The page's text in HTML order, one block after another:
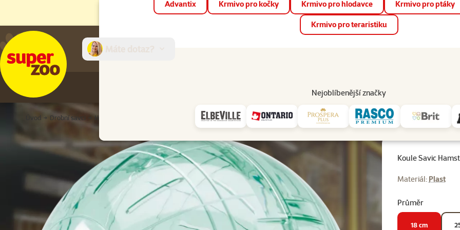
📱 Stáhněte si novou aplikaci Super zoo.Více informací
Advantix Krmivo pro kočky Krmivo pro hlodavce Krmivo pro ptáky
Krmivo pro teraristiku
Nejoblíbenější značky
Prodejny Služby
Úvod Drobní savci Hračky Koule Savic Hamster plastová 18cm
Koule Savic
Materiál: Plast
Průměr
18 cm